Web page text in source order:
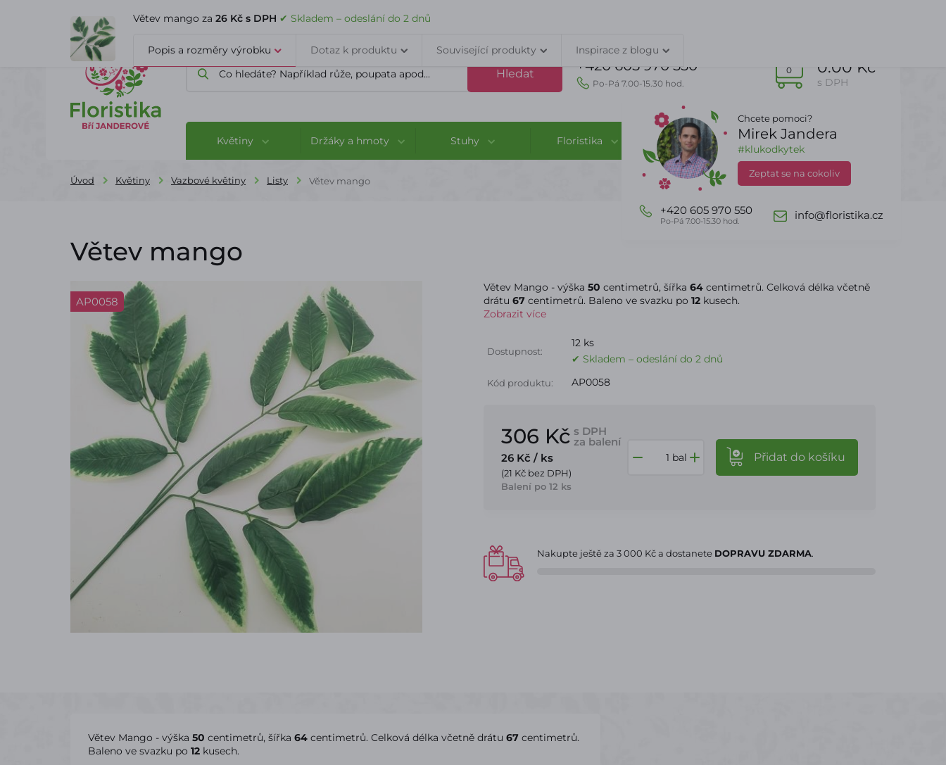
ÚVOD O FIRMĚ BLOG VELKOOBCHOD DOPRAVA A PLATBA
Hledat +420 605 970 550
Po-Pá 7.00-15.30 hod.
0 0.00 Kč
s DPH
Květiny Držáky a hmoty Stuhy Floristika Dle sezony DealZone
Úvod Květiny Vazbové květiny Listy Větev mango
Větev mango
AP0058
Větev Mango - výška 50 centimetrů, šířka 64 centimetrů. Celková délka včetně
drátu 67 centimetrů. Baleno ve svazku po 12 kusech.
Zobrazit více
Dostupnost:
12 ks
✔ Skladem – odeslání do 2 dnů
Kód produktu: AP0058
306 Kč s DPH
za balení
26 Kč / ks
(21 Kč bez DPH)
Balení po 12 ks
bal Přidat do košíku
Nakupte ještě za 3 000 Kča dostanete DOPRAVU ZDARMA.
Větev mango za 26 Kč s DPH ✔ Skladem – odeslání do 2 dnů
Popis a rozměry výrobku Dotaz k produktu Související produkty Inspirace z blogu
Větev Mango - výška 50 centimetrů, šířka 64 centimetrů. Celková délka včetně drátu 67 centimetrů.
Baleno ve svazku po 12 kusech.
Chcete pomoci?
Mirek Jandera
#klukodkytek
Zeptat se na cokoliv
+420 605 970 550
Po-Pá 7.00-15.30 hod. info@floristika.cz